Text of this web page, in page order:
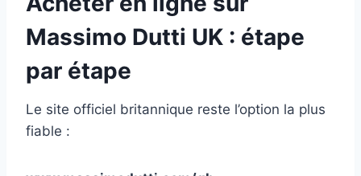
Massimo Dutti UK : étape
par étape
Le site officiel britannique reste l’option la plus
fiable :